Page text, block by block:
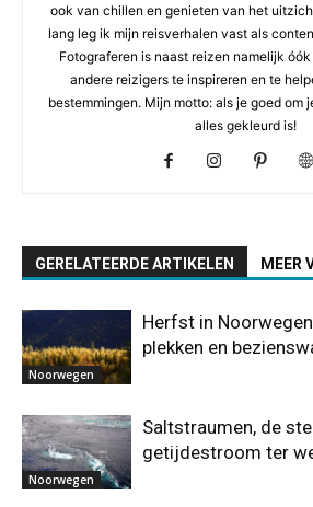
ook van chillen en genieten van het
lang leg ik mijn reisverhalen vast als
Fotograferen is naast reizen namelijk
andere reizigers te inspireren en te
bestemmingen. Mijn motto: als je goed om
alles gekleurd is!
GERELATEERDE ARTIKELEN MEER
Noorwegen
Herfst in
plekken en
Noorwegen
Saltstraumen, de
getijdestroom ter